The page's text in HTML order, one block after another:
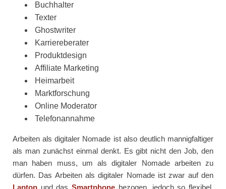
Buchhalter
Texter
Ghostwriter
Karriereberater
Produktdesign
Affiliate Marketing
Heimarbeit
Marktforschung
Online Moderator
Telefonannahme
Arbeiten als digitaler Nomade ist also deutlich mannigfaltiger
als man zunächst einmal denkt. Es gibt nicht den Job, den
man haben muss, um als digitaler Nomade arbeiten zu
dürfen. Das Arbeiten als digitaler Nomade ist zwar auf den